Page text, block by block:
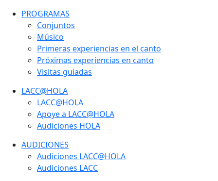
PROGRAMAS
Conjuntos
Músico
Primeras experiencias en el canto
Próximas experiencias en canto
Visitas guiadas
LACC@HOLA
LACC@HOLA
Apoye a LACC@HOLA
Audiciones HOLA
AUDICIONES
Audiciones LACC@HOLA
Audiciones LACC